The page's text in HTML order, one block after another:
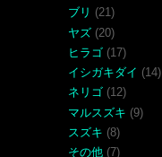
ブリ (21)
ヤズ (20)
ヒラゴ (17)
イシガキダイ (14)
ネリゴ (12)
マルスズキ (9)
スズキ (8)
その他 (7)